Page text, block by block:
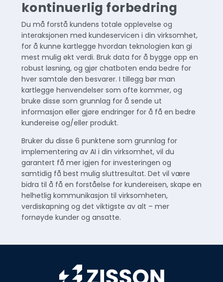
kontinuerlig forbedring
Du må forstå kundens totale opplevelse og
interaksjonen med kundeservicen i din virksomhet,
for å kunne kartlegge hvordan teknologien kan gi
mest mulig økt verdi. Bruk data for å bygge opp en
robust løsning, og gjør chatboten enda bedre for
hver samtale den besvarer. I tillegg bør man
kartlegge henvendelser som ofte kommer, og
bruke disse som grunnlag for å sende ut
informasjon eller gjøre endringer for å få en bedre
kundereise og/eller produkt.
Bruker du disse 6 punktene som grunnlag for
implementering av AI i din virksomhet, vil du
garantert få mer igjen for investeringen og
samtidig få best mulig sluttresultat. Det vil være
bidra til å få en forståelse for kundereisen, skape en
helhetlig kommunikasjon til virksomheten,
verdiskapning og det viktigste av alt – mer
fornøyde kunder og ansatte.